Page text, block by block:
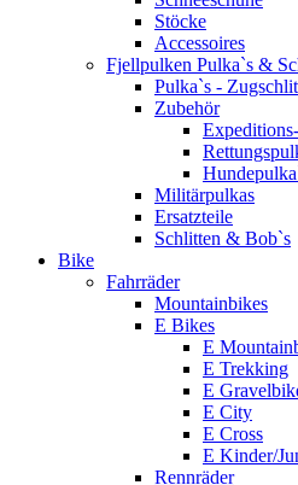
Stöcke
Accessoires
Fjellpulken Pulka`s &
Pulka`s -
Zubehör
Militärpulkas
Ersatzteile
Schlitten & Bob`s
Bike
Fahrräder
Mountainbikes
E Bikes
E
E Trekking
E
E City
E Cross
E Kinder/
Rennräder